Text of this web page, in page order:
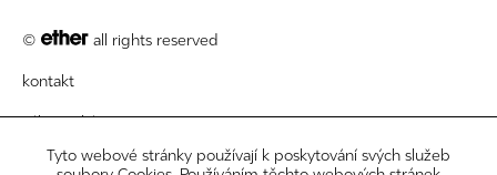
© all rights reserved
kontakt
zákaznický servis
právní informace
Tyto webové stránky používají k poskytování svých služeb